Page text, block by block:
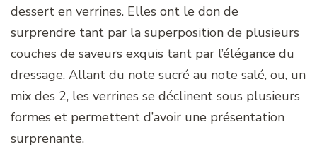
dessert en verrines. Elles ont le don de
surprendre tant par la superposition de plusieurs
couches de saveurs exquis tant par l’élégance du
dressage. Allant du note sucré au note salé, ou, un
mix des 2, les verrines se déclinent sous plusieurs
formes et permettent d’avoir une présentation
surprenante.